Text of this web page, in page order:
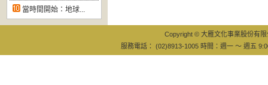
當時間開始：地球...
Copyright © 大雁文化事業股份有
服務電話： (02)8913-1005 時間：週一 ～ 週五